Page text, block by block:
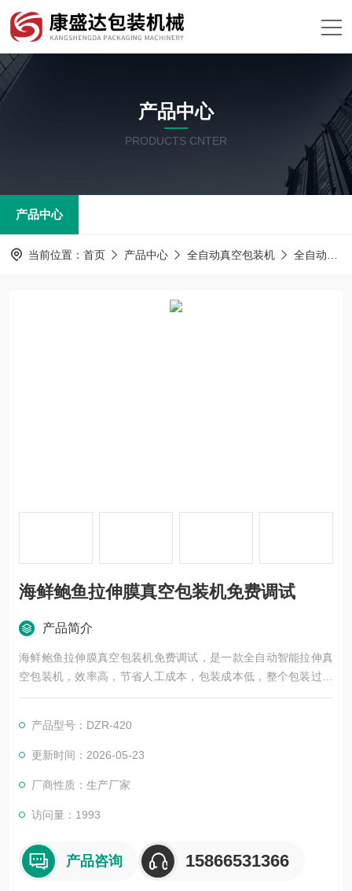
产品中心
PRODUCTS CNTER
产品中心
当前位置： 首页 产品中心 全自动真空包装机 全自动拉伸膜真空包装机
海鲜鲍鱼拉伸膜真空包装机免费调试
产品简介
海鲜鲍鱼拉伸膜真空包装机免费调试，是一款全自动智能拉伸真
空包装机，效率高，节省人工成本，包装成本低，整个包装过程
除填料外均由机器自动智能完成。
产品型号：DZR-420
更新时间：2026-05-23
厂商性质：生产厂家
访问量：1993
产品咨询 15866531366